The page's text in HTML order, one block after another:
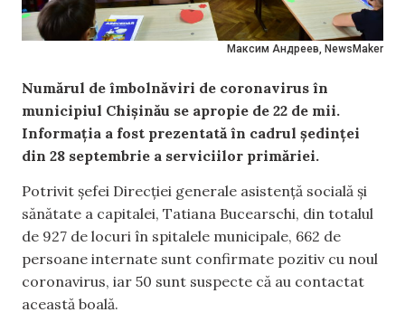
Максим Андреев, NewsMaker
Numărul de îmbolnăviri de coronavirus în
municipiul Chișinău se apropie de 22 de mii.
Informația a fost prezentată în cadrul ședinței
din 28 septembrie a serviciilor primăriei.
Potrivit șefei Direcției generale asistență socială și
sănătate a capitalei, Tatiana Bucearschi, din totalul
de 927 de locuri în spitalele municipale, 662 de
persoane internate sunt confirmate pozitiv cu noul
coronavirus, iar 50 sunt suspecte că au contactat
această boală.